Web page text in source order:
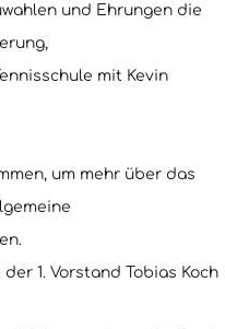
und Ehrungen die
mit Kevin
um mehr über das
1. Vorstand Tobias Koch